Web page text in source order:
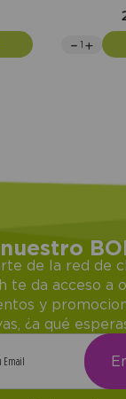
de la red de
te da acceso a
y
¿a qué